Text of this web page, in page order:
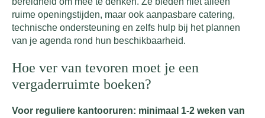
ruime openingstijden, maar ook aanpasbare catering,
technische ondersteuning en zelfs hulp bij het plannen
van je agenda rond hun beschikbaarheid.
Hoe ver van tevoren moet je een
vergaderruimte boeken?
Voor reguliere kantooruren: minimaal 1-2 weken van